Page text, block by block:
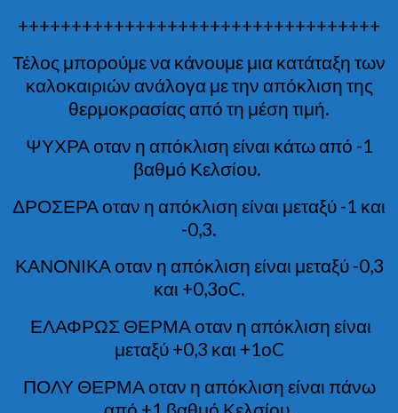
++++++++++++++++++++++++++++++++++
Τέλος μπορούμε να κάνουμε μια κατάταξη των
καλοκαιριών ανάλογα με την απόκλιση της
θερμοκρασίας από τη μέση τιμή.
ΨΥΧΡΑ οταν η απόκλιση είναι κάτω από -1
βαθμό Κελσίου.
ΔΡΟΣΕΡΑ οταν η απόκλιση είναι μεταξύ -1 και
-0,3.
ΚΑΝΟΝΙΚΑ οταν η απόκλιση είναι μεταξύ -0,3
και +0,3οC.
ΕΛΑΦΡΩΣ ΘΕΡΜΑ οταν η απόκλιση είναι
μεταξύ +0,3 και +1οC
ΠΟΛΥ ΘΕΡΜΑ οταν η απόκλιση είναι πάνω